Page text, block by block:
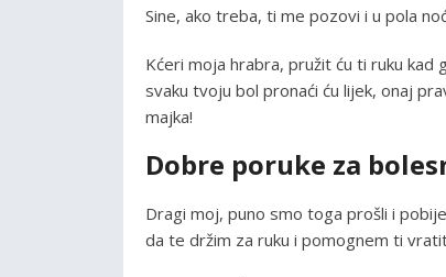
Sine, ako treba, ti me pozovi i u pola
Kćeri moja hrabra, pružit ću ti ruku
svaku tvoju bol pronaći ću lijek, onaj
majka!
Dobre poruke za
Dragi moj, puno smo toga prošli i
da te držim za ruku i pomognem ti